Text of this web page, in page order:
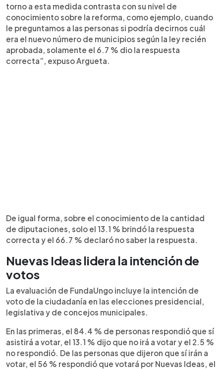
torno a esta medida contrasta con su nivel de
conocimiento sobre la reforma, como ejemplo, cuando
le preguntamos a las personas si podría decirnos cuál
era el nuevo número de municipios según la ley recién
aprobada, solamente el 6.7 % dio la respuesta
correcta”, expuso Argueta.
De igual forma, sobre el conocimiento de la cantidad
de diputaciones, solo el 13.1 % brindó la respuesta
correcta y el 66.7 % declaró no saber la respuesta.
Nuevas Ideas lidera la intención de
votos
La evaluación de FundaUngo incluye la intención de
voto de la ciudadanía en las elecciones presidencial,
legislativa y de concejos municipales.
En las primeras, el 84.4 % de personas respondió que sí
asistirá a votar, el 13.1 % dijo que no irá a votar y el 2.5 %
no respondió. De las personas que dijeron que sí irán a
votar, el 56 % respondió que votará por Nuevas Ideas, el